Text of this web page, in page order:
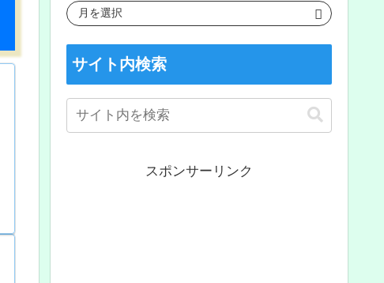
サイト内検索
スポンサーリンク